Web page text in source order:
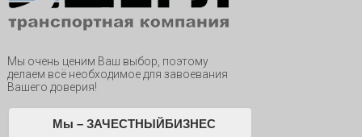
Мы очень ценим Ваш выбор, поэтому
делаем всё необходимое для завоевания
Вашего доверия!
Мы – ЗАЧЕСТНЫЙБИЗНЕС